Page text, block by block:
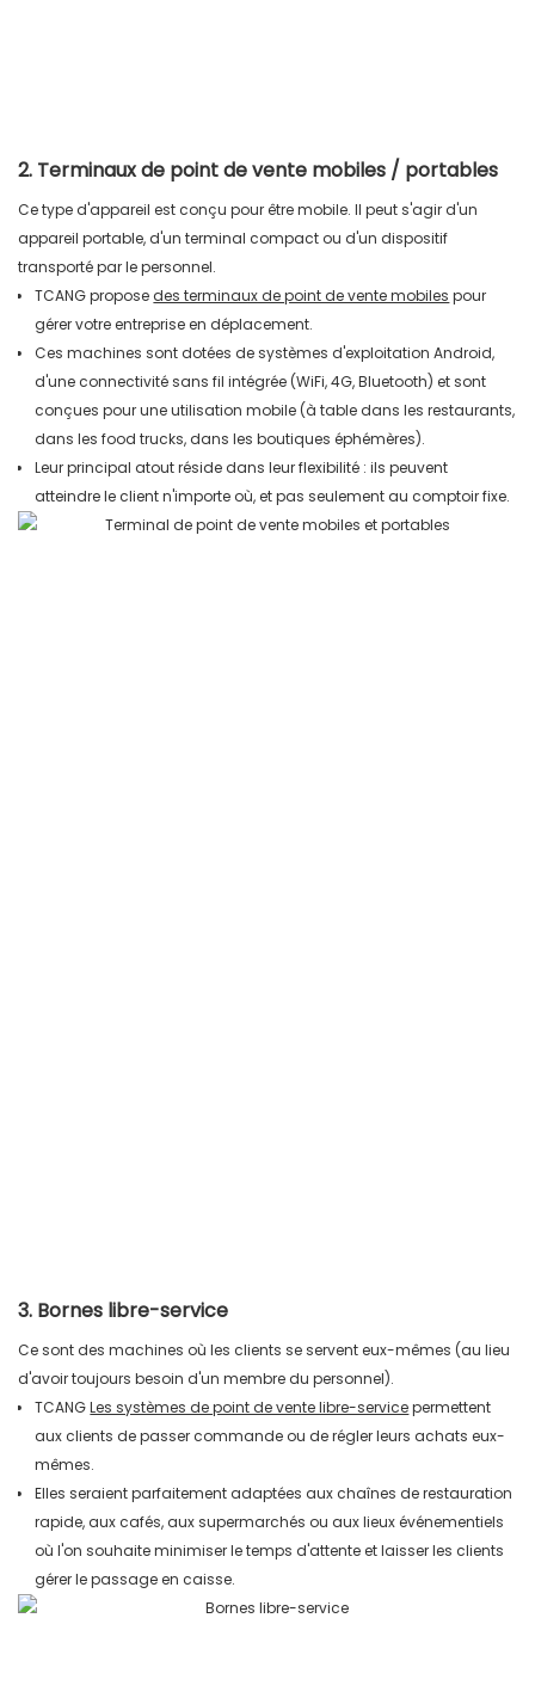
2. Terminaux de point de vente mobiles / portables
Ce type d'appareil est conçu pour être mobile. Il peut s'agir d'un
appareil portable, d'un terminal compact ou d'un dispositif
transporté par le personnel.
TCANG proposedes terminaux de point de vente mobiles pour
gérer votre entreprise en déplacement.
Ces machines sont dotées de systèmes d'exploitation Android,
d'une connectivité sans fil intégrée (WiFi, 4G, Bluetooth) et sont
conçues pour une utilisation mobile (à table dans les restaurants,
dans les food trucks, dans les boutiques éphémères).
Leur principal atout réside dans leur flexibilité : ils peuvent
atteindre le client n'importe où, et pas seulement au comptoir fixe.
3. Bornes libre-service
Ce sont des machines où les clients se servent eux-mêmes (au lieu
d'avoir toujours besoin d'un membre du personnel).
TCANGLes systèmes de point de vente libre-servicepermettent
aux clients de passer commande ou de régler leurs achats eux-
mêmes.
Elles seraient parfaitement adaptées aux chaînes de restauration
rapide, aux cafés, aux supermarchés ou aux lieux événementiels
où l'on souhaite minimiser le temps d'attente et laisser les clients
gérer le passage en caisse.